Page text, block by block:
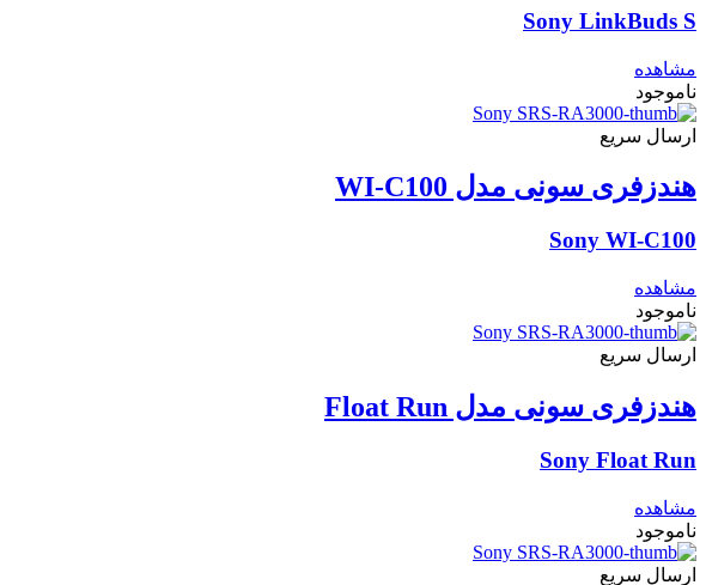
دارد
نسخه 4.1
نسخه 5.2
دارد
Optical
دارد
ریموت کنترل
دارد
Sony LinkBuds S
مشاهده
ناموجود
ارسال سریع
هندزفری سونی مدل WI-C100
Sony WI-C100
مشاهده
ناموجود
ارسال سریع
هندزفری سونی مدل Float Run
Sony Float Run
مشاهده
ناموجود
ارسال سریع